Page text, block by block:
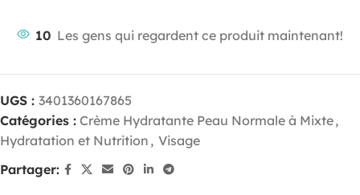
10 Les gens qui regardent ce produit maintenant!
UGS : 3401360167865
Catégories : Crème Hydratante Peau Normale à Mixte,
Hydratation et Nutrition , Visage
Partager: